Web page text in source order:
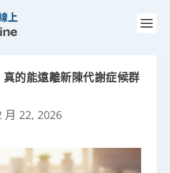
的能遠離新陳代謝症候群
月 22, 2026